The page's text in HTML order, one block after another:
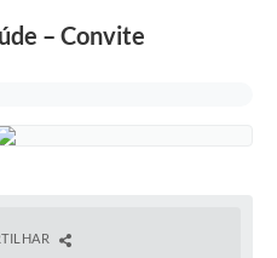
– Convite